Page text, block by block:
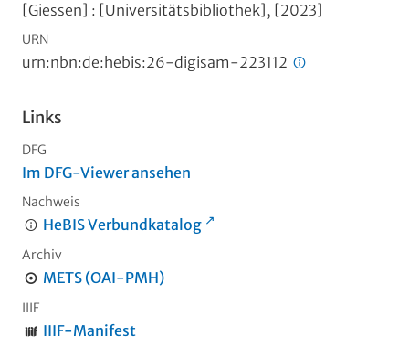
[Giessen] : [Universitätsbibliothek], [2023]
URN
urn:nbn:de:hebis:26-digisam-223112
Links
DFG
Im DFG-Viewer ansehen
Nachweis
HeBIS Verbundkatalog
Archiv
METS (OAI-PMH)
IIIF
IIIF-Manifest